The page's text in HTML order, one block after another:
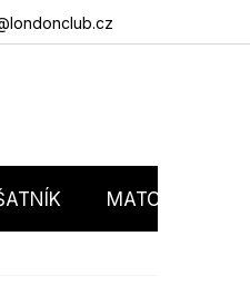
Podmienky ochrany
MATCHY